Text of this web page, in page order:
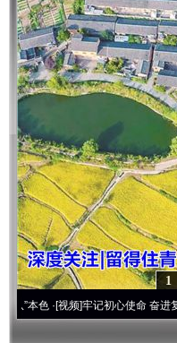
1
视频]牢记初心使命 奋进复兴征程丨